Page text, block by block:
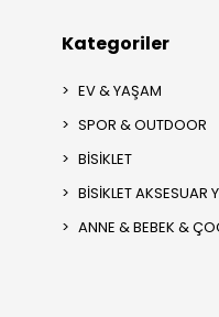
Kategoriler
EV & YAŞAM
SPOR & OUTDOOR
BİSİKLET
BİSİKLET AKSESUAR
ANNE & BEBEK &